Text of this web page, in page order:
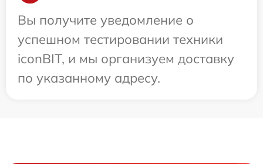
Вы получите уведомление о
успешном тестировании техники
iconBIT, и мы организуем доставку
по указанному адресу.